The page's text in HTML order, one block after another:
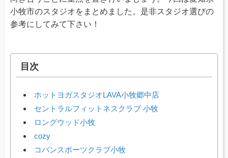
小牧市のスタジオをまとめました。是非スタジオ選びの
参考にしてみて下さい！
目次
ホットヨガスタジオLAVA小牧郷中店
セントラルフィットネスクラブ 小牧
ロングウッド小牧
cozy
コパンスポーツクラブ小牧